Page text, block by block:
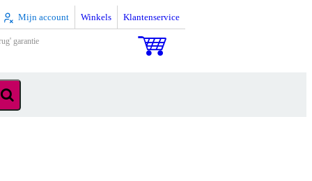
Mijn account Winkels Klantenservice
garantie